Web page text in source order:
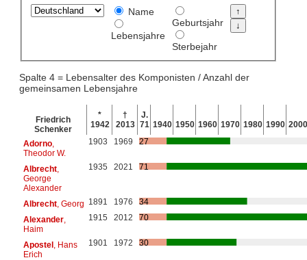
Name
Lebensjahre
Geburtsjahr
Sterbejahr
Spalte 4 = Lebensalter des Komponisten / Anzahl der
gemeinsamen Lebensjahre
Friedrich
Schenker
*
1942
†
2013
J.
71 1940 1950 1960 1970 1980 1990 2000
Adorno,
Theodor W.
1903 1969 27
Albrecht,
George
Alexander
1935 2021 71
Albrecht, Georg 1891 1976
34
Alexander,
Haim
1915 2012 70
Apostel, Hans
Erich
1901 1972 30